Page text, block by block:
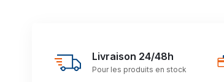
Livraison 24/48h
Pour les produits en stock